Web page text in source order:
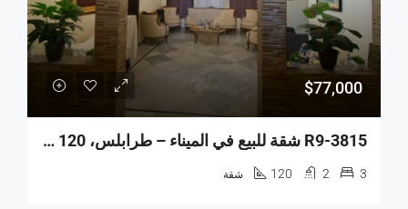
$77,000
R9-3815 شقة للبيع في الميناء – طرابلس، 120 م²، طابق أرضي، بيت حجري
3
2
120 شقة